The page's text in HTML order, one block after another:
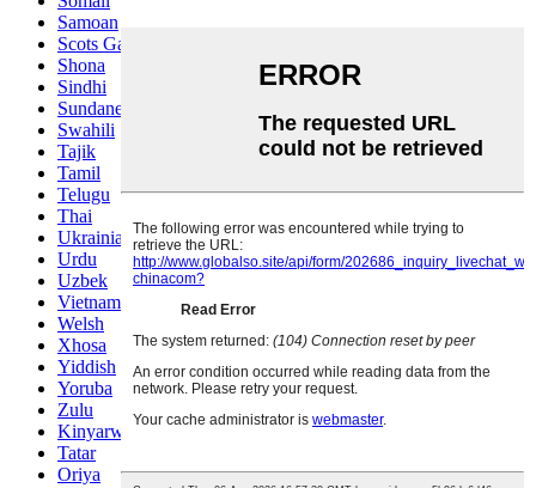
Samoan
Scots Gaelic
Shona
Sindhi
Sundanese
Swahili
Tajik
Tamil
Telugu
Thai
Ukrainian
Urdu
Uzbek
Vietnamese
Welsh
Xhosa
Yiddish
Yoruba
Zulu
Kinyarwanda
Tatar
Oriya